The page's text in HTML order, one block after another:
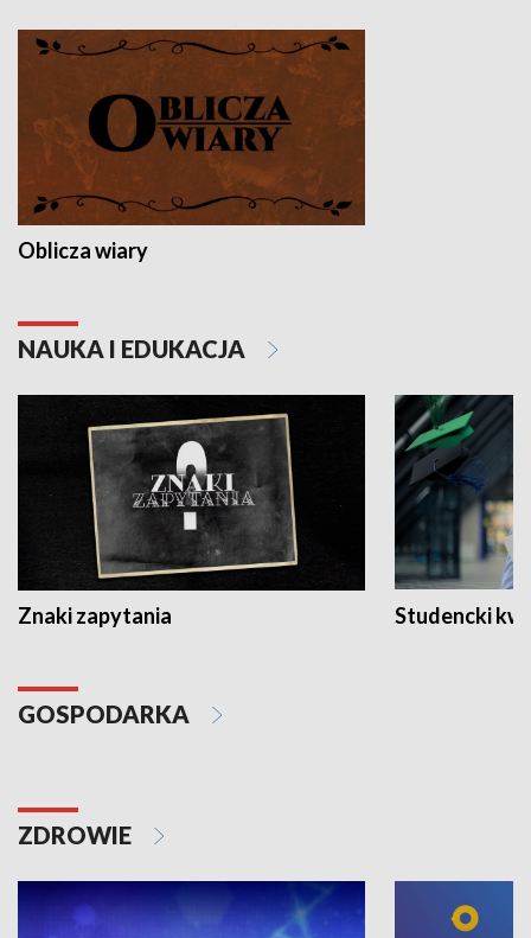
Oblicza wiary
NAUKA I EDUKACJA
Znaki zapytania Studencki
GOSPODARKA
ZDROWIE